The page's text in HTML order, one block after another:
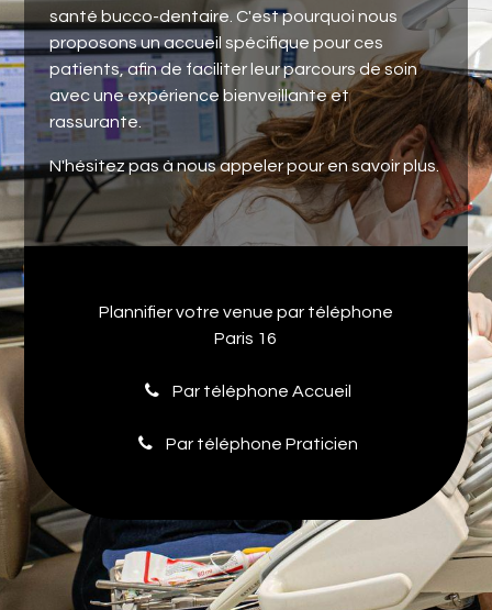
santé bucco-dentaire. C'est pourquoi nous
proposons un accueil spécifique pour ces
patients, afin de faciliter leur parcours de soin
avec une expérience bienveillante et
rassurante.
N'hésitez pas à nous appeler pour en savoir plus.
Plannifier votre venue par téléphone
Paris 16
Par téléphone Accueil
Par téléphone Praticien